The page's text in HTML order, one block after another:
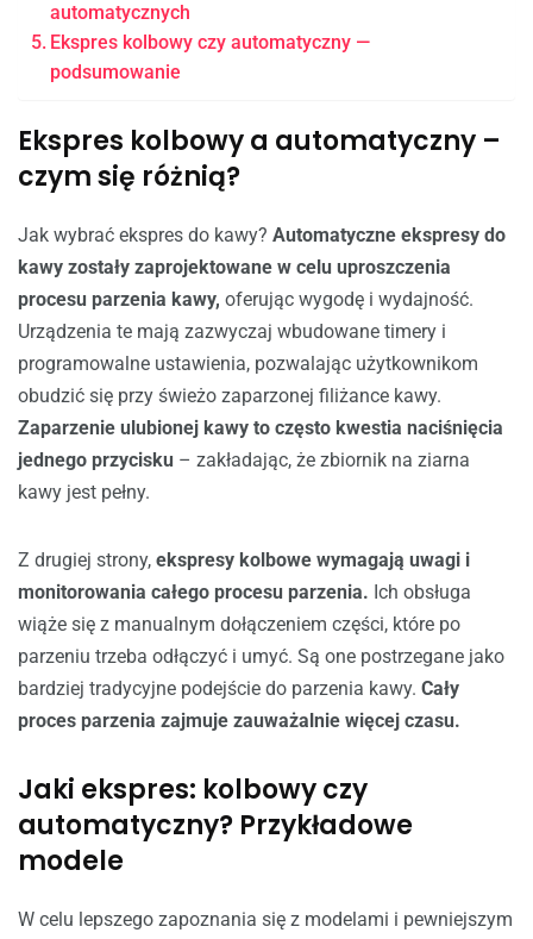
automatycznych
Ekspres kolbowy czy automatyczny —
podsumowanie
Ekspres kolbowy a automatyczny –
czym się różnią?
Jak wybrać ekspres do kawy? Automatyczne ekspresy do
kawy zostały zaprojektowane w celu uproszczenia
procesu parzenia kawy, oferując wygodę i wydajność.
Urządzenia te mają zazwyczaj wbudowane timery i
programowalne ustawienia, pozwalając użytkownikom
obudzić się przy świeżo zaparzonej filiżance kawy.
Zaparzenie ulubionej kawy to często kwestia naciśnięcia
jednego przycisku – zakładając, że zbiornik na ziarna
kawy jest pełny.
Z drugiej strony, ekspresy kolbowe wymagają uwagi i
monitorowania całego procesu parzenia. Ich obsługa
wiąże się z manualnym dołączeniem części, które po
parzeniu trzeba odłączyć i umyć. Są one postrzegane jako
bardziej tradycyjne podejście do parzenia kawy. Cały
proces parzenia zajmuje zauważalnie więcej czasu.
Jaki ekspres: kolbowy czy
automatyczny? Przykładowe
modele
W celu lepszego zapoznania się z modelami i pewniejszym